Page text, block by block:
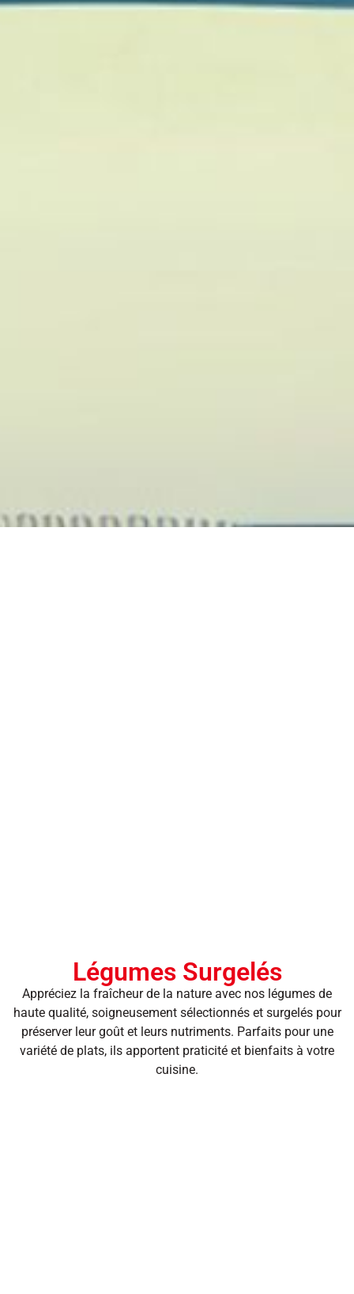
Légumes Surgelés
Appréciez la fraîcheur de la nature avec nos légumes de
haute qualité, soigneusement sélectionnés et surgelés pour
préserver leur goût et leurs nutriments. Parfaits pour une
variété de plats, ils apportent praticité et bienfaits à votre
cuisine.